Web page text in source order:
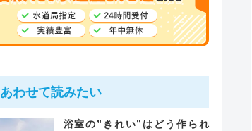
あわせて読みたい
浴室の”きれい”はどう作られ